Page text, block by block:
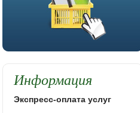
Информация
Экспресс-оплата услуг